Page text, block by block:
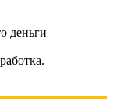
деньги